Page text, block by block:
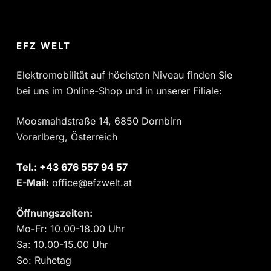
EFZ WELT
Elektromobilität auf höchsten Niveau finden Sie
bei uns im Online-Shop und in unserer Filiale:
Moosmahdstraße 14, 6850 Dornbirn
Vorarlberg, Österreich
Tel.: ‎+43 676 557 94 57
E-Mail: office@efzwelt.at
Öffnungszeiten:
Mo-Fr: 10.00-18.00 Uhr
Sa: 10.00-15.00 Uhr
So: Ruhetag